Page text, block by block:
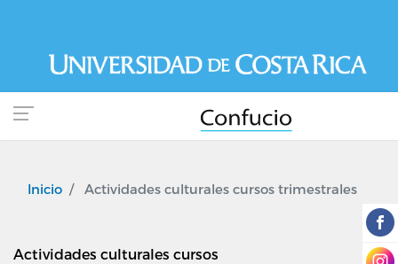
contenido
principal
Inicio Actividades culturales cursos trimestrales
Actividades culturales cursos